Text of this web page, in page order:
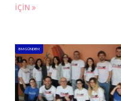
IÇIN
BM GÜNDEM